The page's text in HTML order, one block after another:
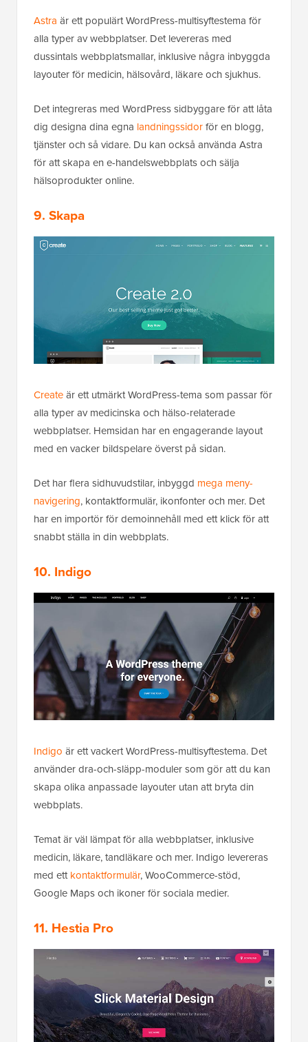
Astra är ett populärt WordPress-multisyftestema för
alla typer av webbplatser. Det levereras med
dussintals webbplatsmallar, inklusive några inbyggda
layouter för medicin, hälsovård, läkare och sjukhus.
Det integreras med WordPress sidbyggare för att låta
dig designa dina egna landningssidorför en blogg,
tjänster och så vidare. Du kan också använda Astra
för att skapa en e-handelswebbplats och sälja
hälsoprodukter online.
9. Skapa
Createär ett utmärkt WordPress-tema som passar för
alla typer av medicinska och hälso-relaterade
webbplatser. Hemsidan har en engagerande layout
med en vacker bildspelare överst på sidan.
Det har flera sidhuvudstilar, inbyggd mega meny-
navigering, kontaktformulär, ikonfonter och mer. Det
har en importör för demoinnehåll med ett klick för att
snabbt ställa in din webbplats.
10. Indigo
Indigo är ett vackert WordPress-multisyftestema. Det
använder dra-och-släpp-moduler som gör att du kan
skapa olika anpassade layouter utan att bryta din
webbplats.
Temat är väl lämpat för alla webbplatser, inklusive
medicin, läkare, tandläkare och mer. Indigo levereras
med ettkontaktformulär, WooCommerce-stöd,
Google Maps och ikoner för sociala medier.
11. Hestia Pro